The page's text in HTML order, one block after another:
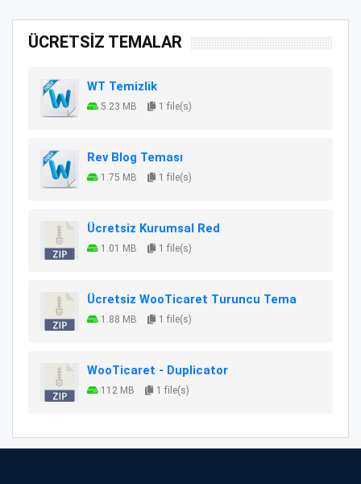
ÜCRETSİZ TEMALAR
WT Temizlik
5.23 MB 1 file(s)
Rev Blog Teması
1.75 MB 1 file(s)
Ücretsiz Kurumsal Red
1.01 MB 1 file(s)
Ücretsiz WooTicaret Turuncu Tema
1.88 MB 1 file(s)
WooTicaret - Duplicator
112 MB 1 file(s)